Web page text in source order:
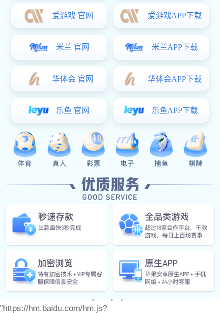
上一篇：推拉门拉手KS-A02 下一篇：移门五金配件KS-A04
上一篇：推拉门拉手KS-A02 下一篇：移门五金配件KS-A04
关于6t体育
产品中心
门窗配件
产品图册
联系6t体育
var _hmt = _hmt || []; (function() { var hm =
"https://hm.baidu.com/hm.js?